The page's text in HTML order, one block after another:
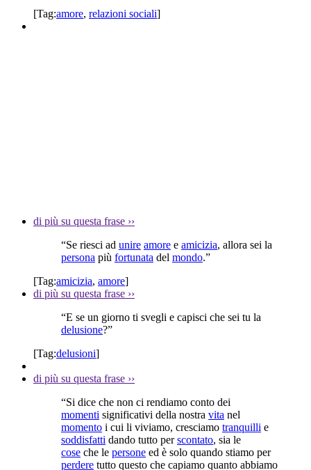
[Tag:amore, relazioni sociali]
di più su questa frase ››
“Se riesci ad unire amore e amicizia, allora sei la
persona più fortunata del mondo.”
[Tag:amicizia, amore]
di più su questa frase ››
“E se un giorno ti svegli e capisci che sei tu la
delusione?”
[Tag:delusioni]
di più su questa frase ››
“Si dice che non ci rendiamo conto dei
momenti significativi della nostra vita nel
momento i cui li viviamo, cresciamo tranquilli e
soddisfatti dando tutto perscontato, sia le
cose che le persone ed è solo quando stiamo per
perdere tutto questo che capiamo quanto abbiamo